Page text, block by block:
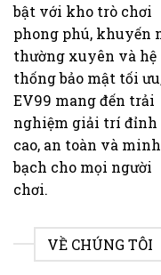
bật với kho trò chơi
phong phú, khuyến
thường xuyên và hệ
thống bảo mật tối
EV99 mang đến trải
nghiệm giải trí đỉnh
cao, an toàn và minh
bạch cho mọi người
chơi.
VỀ CHÚNG TÔI